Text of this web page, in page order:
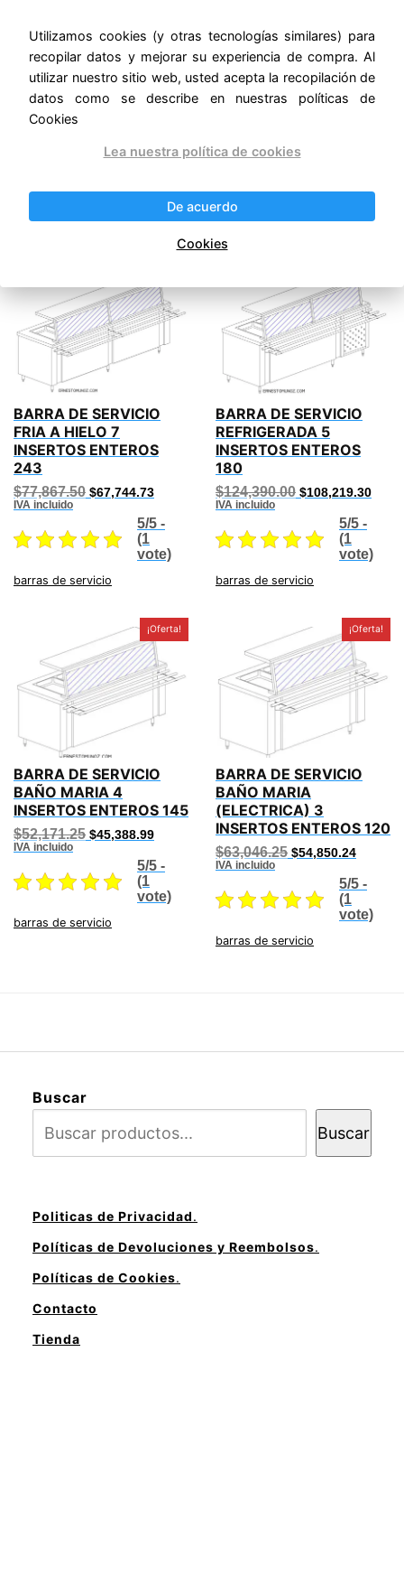
Mide: FRENTE 1.45 M, FONDO 0.70 + 0.30 M,
ALTURA 0.90 + 0.40 M. –
ernestomunoz.com
Productos relacionados
BARRA DE SERVICIO
FRIA A HIELO 7
INSERTOS ENTEROS
243
$77,867.50 Original
$77,867.50.
$67,744.73Current
is:
$67,744.73.
IVA incluido
5/5 -
(1
vote)
barras de servicio
BARRA DE SERVICIO
REFRIGERADA 5
INSERTOS ENTEROS
180
$124,390.00 Original
$124,390.00.
$108,219.30
IVA incluido
5/5 -
(1
vote)
barras de servicio
¡Oferta!
BARRA DE SERVICIO
BAÑO MARIA 4
INSERTOS ENTEROS 145
$52,171.25 Original
$52,171.25.
$45,388.99Current
is:
$45,388.99.
IVA incluido
5/5 -
(1
vote)
barras de servicio
¡Oferta!
BARRA DE SERVICIO
BAÑO MARIA
(ELECTRICA) 3
INSERTOS ENTEROS 120
$63,046.25 Original
$63,046.25.
$54,850.24Current
is:
IVA incluido
5/5 -
(1
vote)
barras de servicio
Buscar
Buscar
Politicas de Privacidad.
Políticas de Devoluciones y Reembolsos.
Políticas de Cookies.
Contacto
Tienda
Utilizamos cookies (y otras tecnologías similares) para
recopilar datos y mejorar su experiencia de compra. Al
utilizar nuestro sitio web, usted acepta la recopilación de
datos como se describe en nuestras políticas de
Cookies
Lea nuestra política de cookies
De acuerdo
Cookies